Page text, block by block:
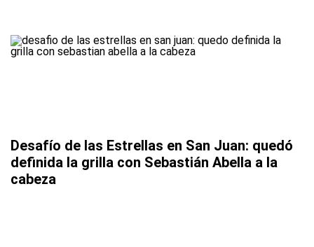
Desafío de las Estrellas en San Juan: quedó
definida la grilla con Sebastián Abella a la
cabeza